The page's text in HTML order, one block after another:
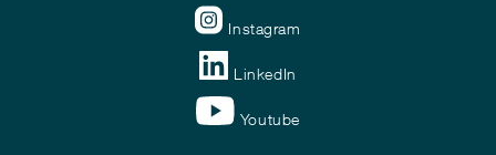
Instagram
LinkedIn
Youtube